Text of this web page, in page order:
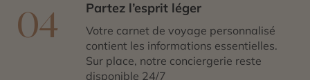
04 Partez l’esprit léger
Votre carnet de voyage personnalisé
contient les informations essentielles.
Sur place, notre conciergerie reste
disponible 24/7